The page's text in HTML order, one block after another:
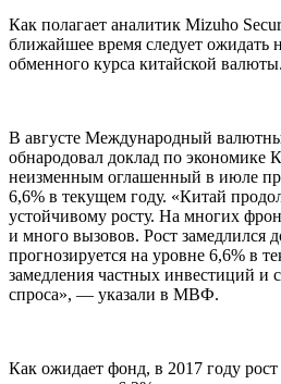
Как полагает аналитик Mizuho
ближайшее время следует ожидать
обменного курса китайской валюты.
В августе Международный
обнародовал доклад по экономике
неизменным оглашенный в июле
6,6% в текущем году. «Китай
устойчивому росту. На многих
и много вызовов. Рост замедлился
прогнозируется на уровне 6,6% в
замедления частных инвестиций и
спроса», — указали в МВФ.
Как ожидает фонд, в 2017 году